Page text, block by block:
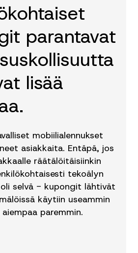
parantavat
lisää
mobiilialennukset
asiakkaita. Entäpä, jos
räätälöitäisiinkin
tekoälyn
oli selvä - kupongit lähtivät
käytiin useammin
paremmin.